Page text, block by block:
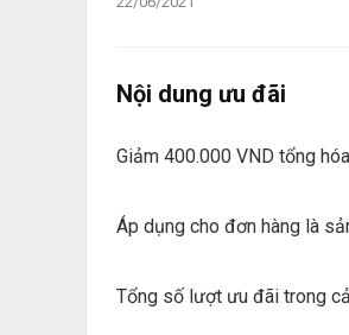
Nội dung ưu đãi
Giảm 400.000 VND tổng
Áp dụng cho đơn hàng là
Tổng số lượt ưu đãi trong